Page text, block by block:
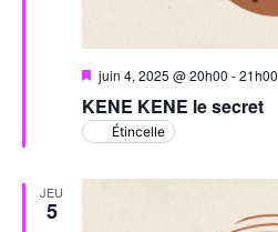
KENE KENE le secret
Mis
avant
juin 4, 2025 @ 20h00 -21h00
Étincelle
JEU
5